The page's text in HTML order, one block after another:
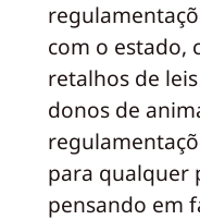
com o estado,
retalhos de
donos de
para qualquer
pensando em